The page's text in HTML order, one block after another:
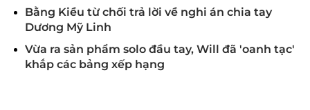
Bằng Kiều từ chối trả lời về nghi án chia tay
Dương Mỹ Linh
Vừa ra sản phẩm solo đầu tay, Will đã 'oanh tạc'
khắp các bảng xếp hạng